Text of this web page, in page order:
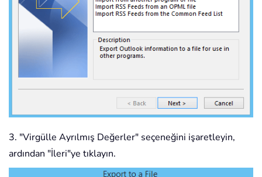
3. "Virgülle Ayrılmış Değerler" seçeneğini işaretleyin,
ardından "İleri"ye tıklayın.